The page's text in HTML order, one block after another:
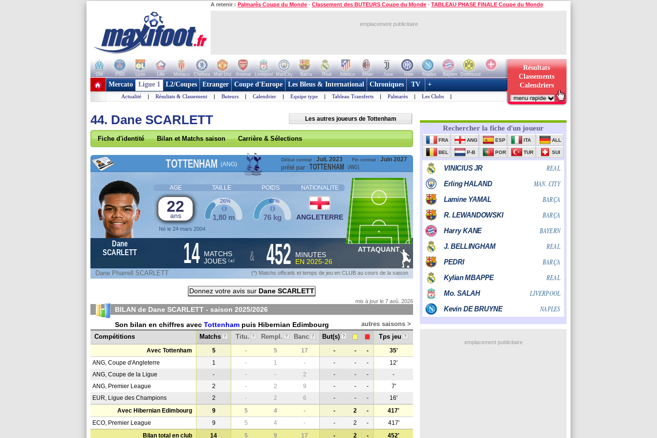
A retenir : Palmarès Coupe du Monde - Classement des BUTEURS Coupe du Monde - TABLEAU PHASE FINALE Coupe du Monde
emplacement publicitaire
OM PSG Lyon Lille Monaco Chelsea Man Utd Arsenal Liverpool ManCity Barca Real Atletico Milan Juve Inter Naples Bayern
Dortmund
+ de clubs
Résultats
Classements
Calendriers
Mercato Ligue 1 L2/Coupes Etranger Coupe d'Europe Les Bleus & International Chroniques TV +
Actualité | Résultats & Classement | Buteurs | Calendrier | Equipe type | Tableau Transferts | Palmarès | Les Clubs |
44. Dane SCARLETT Les autres joueurs de Tottenham
Fiche d'identité Bilan et Matchs saison Carrière & Sélections
TOTTENHAM (ANG)
Début contrat : Juil. 2023 Fin contrat : Juin 2027
prêté par : TOTTENHAM (ANG)
AGE TAILLE POIDS NATIONALITE
22
ans
Né le 24 mars 2004
1,80 m
26%
76 kg
47%
ANGLETERRE
Dane
SCARLETT
14 MATCHS
JOUES (*) & 452
MINUTES
EN 2025-26
ATTAQUANT
Dane Pharrell SCARLETT (*) Matchs officiels et temps de jeu en CLUB au cours de la saison
Donnez votre avis sur Dane SCARLETT
mis à jour le 7 aoû. 2026
BILAN de Dane SCARLETT - saison 2025/2026
Son bilan en chiffres avec Tottenham puis Hibernian Edimbourg
autres saisons >
Compétitions
Matchs ? Titu. ? Rempl. ? Banc ? But(s) ? Tps jeu ?
Avec Tottenham 5 - 5 17 - - -
35'
ANG, Coupe d'Angleterre
1 - 1 - - - -
12'
ANG, Coupe de la Ligue
- - - 2 - - -
-
ANG, Premier League
2 - 2 9 - - -
7'
EUR, Ligue des Champions
2 - 2 6 - - -
16'
Avec Hibernian Edimbourg
9 5 4 - - 2 -
417'
ECO, Premier League
9 5 4 - - 2 -
417'
Bilan total en club
14 5 9 17 - 2 -
452'
emplacement publicitaire